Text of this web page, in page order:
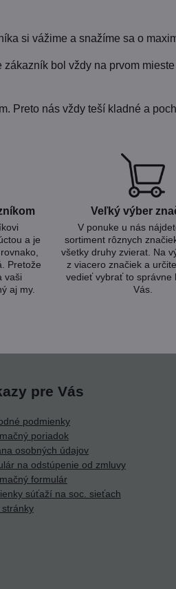
si vážime a snažíme sa o
bol vždy na prvom
Preto nás vždy teší kladné a
a je
Pretože
vaši
aj my.
Veľký výber
V ponuke u nás
sortiment rôznych
všetky druhy zvierat. Na
z viacero značiek a
vedieť vybrať to správne
Vás.
pre Vás
podmienky
poriadok
osobných údajov
na odstúpenie od zmluvy
formulár
súťaží na soc. sieťach
stránky